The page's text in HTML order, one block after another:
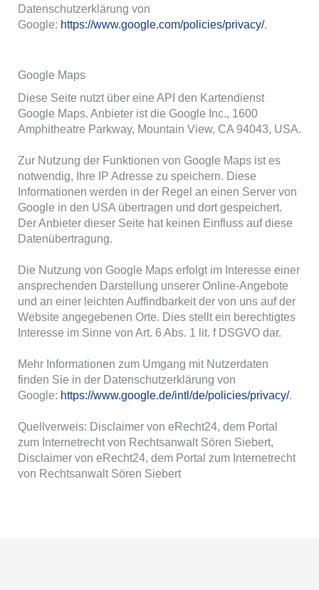
Datenschutzerklärung von
Google: https://www.google.com/policies/privacy/.
Google Maps
Diese Seite nutzt über eine API den Kartendienst
Google Maps. Anbieter ist die Google Inc., 1600
Amphitheatre Parkway, Mountain View, CA 94043, USA.
Zur Nutzung der Funktionen von Google Maps ist es
notwendig, Ihre IP Adresse zu speichern. Diese
Informationen werden in der Regel an einen Server von
Google in den USA übertragen und dort gespeichert.
Der Anbieter dieser Seite hat keinen Einfluss auf diese
Datenübertragung.
Die Nutzung von Google Maps erfolgt im Interesse einer
ansprechenden Darstellung unserer Online-Angebote
und an einer leichten Auffindbarkeit der von uns auf der
Website angegebenen Orte. Dies stellt ein berechtigtes
Interesse im Sinne von Art. 6 Abs. 1 lit. f DSGVO dar.
Mehr Informationen zum Umgang mit Nutzerdaten
finden Sie in der Datenschutzerklärung von
Google: https://www.google.de/intl/de/policies/privacy/.
Quellverweis: Disclaimer von eRecht24, dem Portal
zum Internetrecht von Rechtsanwalt Sören Siebert,
Disclaimer von eRecht24, dem Portal zum Internetrecht
von Rechtsanwalt Sören Siebert